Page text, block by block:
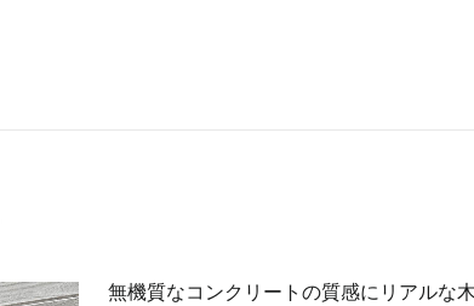
無機質なコンクリートの質感にリアルな